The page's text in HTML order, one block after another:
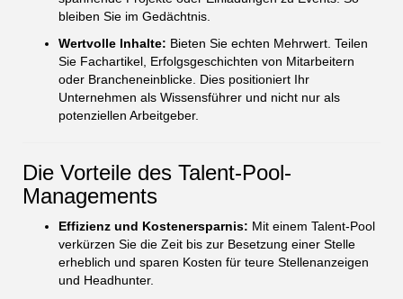
bleiben Sie im Gedächtnis.
Wertvolle Inhalte: Bieten Sie echten Mehrwert. Teilen
Sie Fachartikel, Erfolgsgeschichten von Mitarbeitern
oder Brancheneinblicke. Dies positioniert Ihr
Unternehmen als Wissensführer und nicht nur als
potenziellen Arbeitgeber.
Die Vorteile des Talent-Pool-
Managements
Effizienz und Kostenersparnis: Mit einem Talent-Pool
verkürzen Sie die Zeit bis zur Besetzung einer Stelle
erheblich und sparen Kosten für teure Stellenanzeigen
und Headhunter.